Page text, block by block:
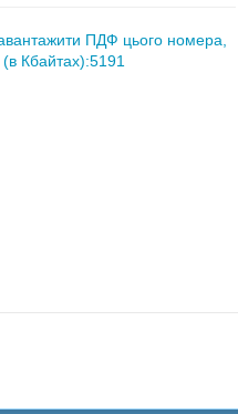
ПДФ цього номера,
Кбайтах):5191